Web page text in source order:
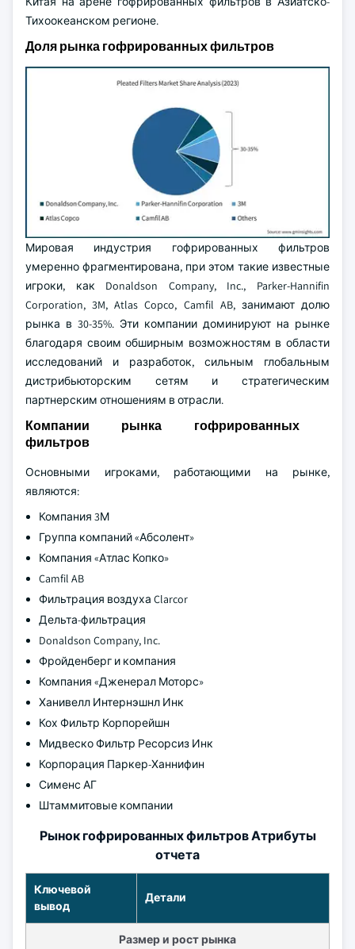
Тихоокеанском регионе.
Доля рынка гофрированных фильтров
Мировая индустрия гофрированных фильтров
умеренно фрагментирована, при этом такие известные
игроки, как Donaldson Company, Inc., Parker-Hannifin
Corporation, 3M, Atlas Copco, Camfil AB, занимают долю
рынка в 30-35%. Эти компании доминируют на рынке
благодаря своим обширным возможностям в области
исследований и разработок, сильным глобальным
дистрибьюторским сетям и стратегическим
партнерским отношениям в отрасли.
Компании рынка гофрированных
фильтров
Основными игроками, работающими на рынке,
являются:
Компания 3М
Группа компаний «Абсолент»
Компания «Атлас Копко»
Camfil AB
Фильтрация воздуха Clarcor
Дельта-фильтрация
Donaldson Company, Inc.
Фройденберг и компания
Компания «Дженерал Моторс»
Ханивелл Интернэшнл Инк
Кох Фильтр Корпорейшн
Мидвеско Фильтр Ресорсиз Инк
Корпорация Паркер-Ханнифин
Сименс АГ
Штаммитовые компании
Рынок гофрированных фильтров Атрибуты
отчета
Ключевой
вывод
Детали
Размер и рост рынка